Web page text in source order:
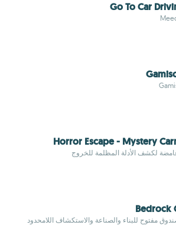
Go To Car
Horror Escape - Mystery
لكشف الأدلة المظلمة للخروج
Bedrock
مفتوح للبناء والصناعة والاستكشاف اللامحدود